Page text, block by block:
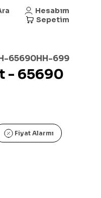
Hesabım
Sepetim
65690HH-699
- 65690
Fiyat Alarmı